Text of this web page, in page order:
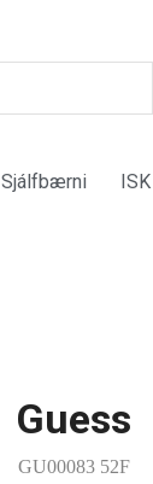
Sjálfbærni ISK
Guess
GU00083 52F